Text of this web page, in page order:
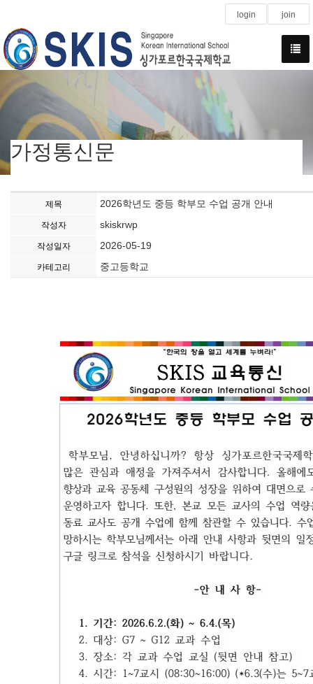
login join
가정통신문
제목 2026학년도 중등 학부모 수업 공개 안내
작성자 skiskrwp
작성일자 2026-05-19
카테고리 중고등학교